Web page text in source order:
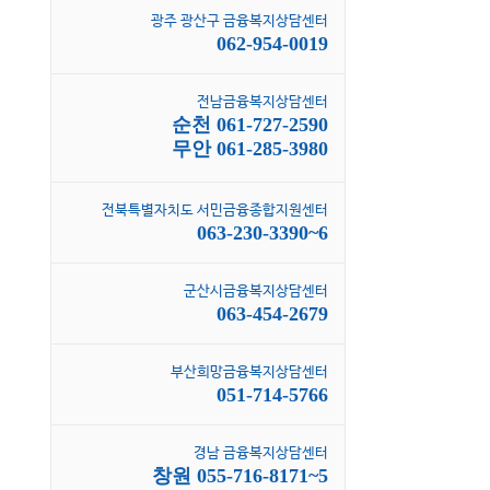
광주 광산구 금융복지상담센터
062-954-0019
전남금융복지상담센터
순천 061-727-2590
무안 061-285-3980
전북특별자치도 서민금융종합지원센터
063-230-3390~6
군산시금융복지상담센터
063-454-2679
부산희망금융복지상담센터
051-714-5766
경남 금융복지상담센터
창원 055-716-8171~5